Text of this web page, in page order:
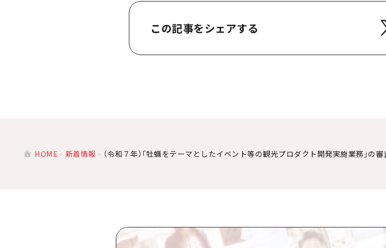
この記事をシェアする
HOME 新着情報 （令和７年）「牡蠣をテーマとしたイベント等の観光プロダクト開発実施業務」の